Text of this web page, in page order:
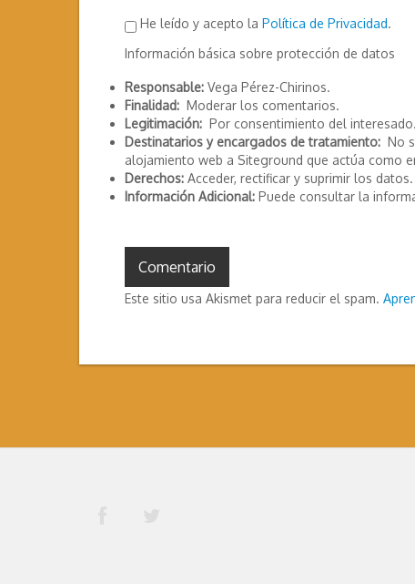
He leído y acepto la Política de Privacidad.
Información básica sobre protección de datos
Responsable: Vega Pérez-Chirinos.
Finalidad: Moderar los comentarios.
Legitimación: Por consentimiento del interesado.
Destinatarios y encargados de tratamiento: No
alojamiento web a Siteground que actúa como
Derechos: Acceder, rectificar y suprimir los datos.
Información Adicional: Puede consultar la
Este sitio usa Akismet para reducir el spam.